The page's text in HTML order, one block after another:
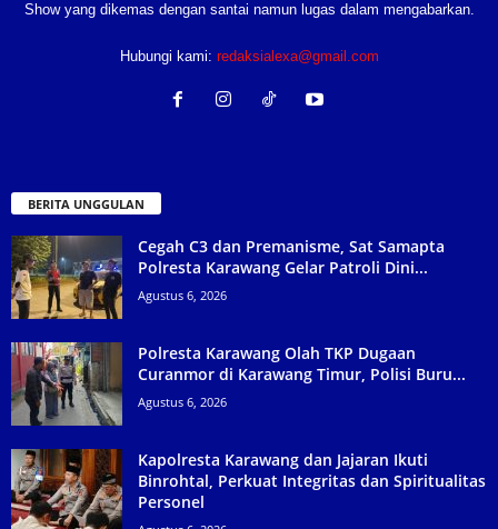
Show yang dikemas dengan santai namun lugas dalam mengabarkan.
Hubungi kami: redaksialexa@gmail.com
BERITA UNGGULAN
Cegah C3 dan Premanisme, Sat Samapta
Polresta Karawang Gelar Patroli Dini...
Agustus 6, 2026
Polresta Karawang Olah TKP Dugaan
Curanmor di Karawang Timur, Polisi Buru...
Agustus 6, 2026
Kapolresta Karawang dan Jajaran Ikuti
Binrohtal, Perkuat Integritas dan Spiritualitas
Personel